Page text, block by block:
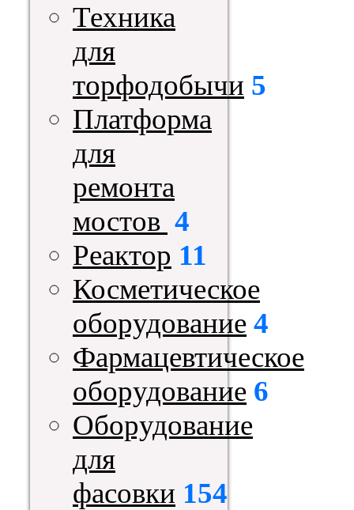
Техника
для
торфодобычи 5
Платформа
для
ремонта
мостов 4
Реактор 11
Косметическое
оборудование 4
Фармацевтическое
оборудование 6
Оборудование
для
фасовки 154